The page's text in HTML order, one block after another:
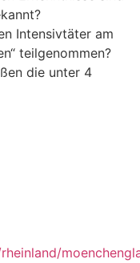
Intensivtäter am
teilgenommen?
die unter 4